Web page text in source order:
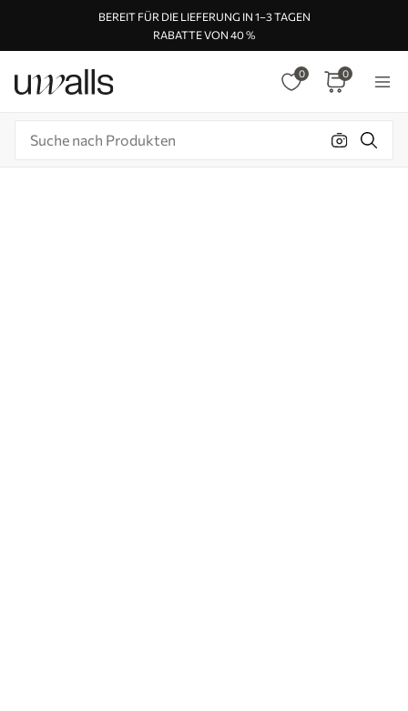
BEREIT FÜR DIE LIEFERUNG IN 1–3 TAGEN
RABATTE VON 40 %
0 0